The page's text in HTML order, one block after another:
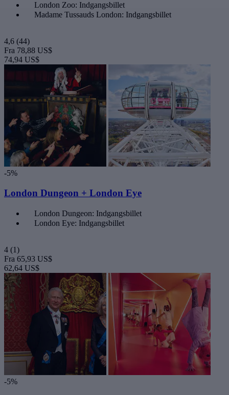
London Zoo: Indgangsbillet
Madame Tussauds London: Indgangsbillet
4,6 (44)
Fra 78,88 US$
74,94 US$
-5%
London Dungeon + London Eye
London Dungeon: Indgangsbillet
London Eye: Indgangsbillet
4 (1)
Fra 65,93 US$
62,64 US$
-5%